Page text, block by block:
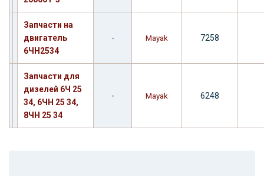
Запчасти на
двигатель
6ЧН2534
- Mayak 7258
Запчасти для
дизелей 6Ч 25
34, 6ЧН 25 34,
8ЧН 25 34
- Mayak 6248